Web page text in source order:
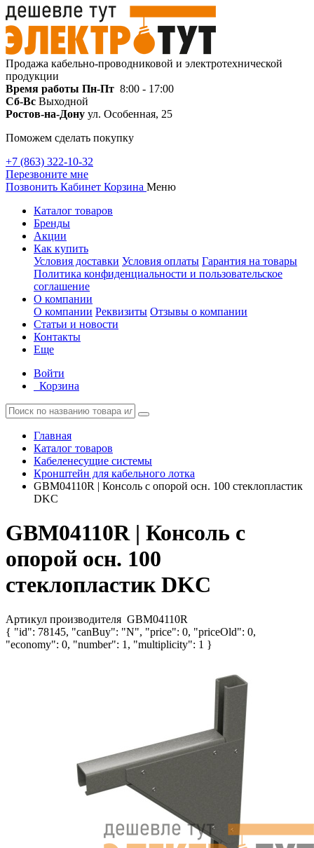
Продажа кабельно-проводниковой и электротехнической
продукции
Время работы Пн-Пт 8:00 - 17:00
Сб-Вс Выходной
Ростов-на-Дону ул. Особенная, 25
Поможем сделать покупку
+7 (863) 322-10-32
Перезвоните мне
Позвонить Кабинет Корзина Меню
Каталог товаров
Бренды
Акции
Как купить
Условия доставки Условия оплаты Гарантия на товары
Политика конфиденциальности и пользовательское
соглашение
О компании
О компании Реквизиты Отзывы о компании
Статьи и новости
Контакты
Еще
Войти
Корзина
Главная
Каталог товаров
Кабеленесущие системы
Кронштейн для кабельного лотка
GBM04110R | Консоль с опорой осн. 100 стеклопластик
DKC
GBM04110R | Консоль с
опорой осн. 100
стеклопластик DKC
Артикул производителя GBM04110R
{ "id": 78145, "canBuy": "N", "price": 0, "priceOld": 0,
"economy": 0, "number": 1, "multiplicity": 1 }